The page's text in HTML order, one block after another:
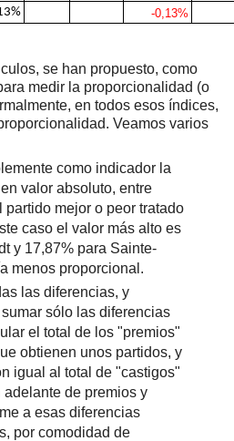
-0,13%
se han propuesto, como
medir la proporcionalidad (o
en todos esos índices,
Veamos varios
como indicador la
valor absoluto, entre
partido mejor o peor tratado
caso el valor más alto es
y 17,87% para Sainte-
menos proporcional.
las diferencias, y
sólo las diferencias
el total de los "premios"
obtienen unos partidos, y
igual al total de "castigos"
de premios y
a esas diferencias
por comodidad de